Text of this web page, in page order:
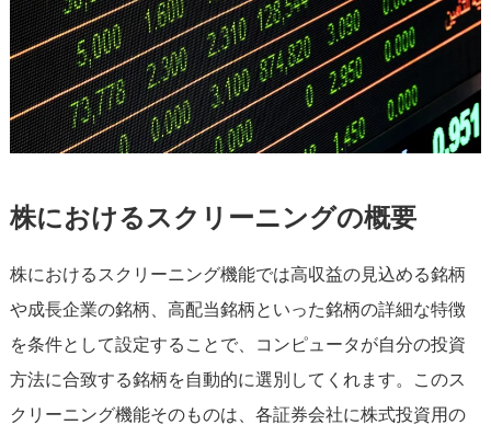
株におけるスクリーニングの概要
株におけるスクリーニング機能では高収益の見込める銘柄
や成長企業の銘柄、高配当銘柄といった銘柄の詳細な特徴
を条件として設定することで、コンピュータが自分の投資
方法に合致する銘柄を自動的に選別してくれます。このス
クリーニング機能そのものは、各証券会社に株式投資用の